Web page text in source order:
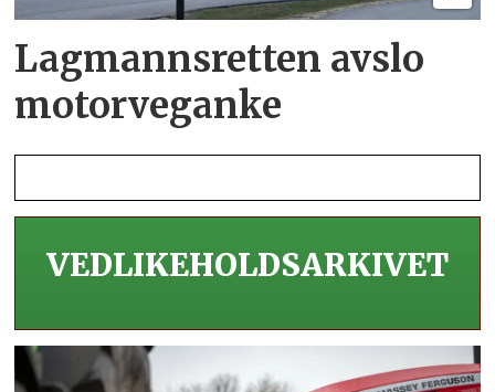
Lagmannsretten avslo
motorveganke
VEDLIKEHOLDS­ARKIVET